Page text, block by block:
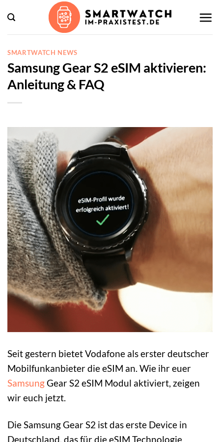
Inhalt
springen
SMARTWATCH NEWS
Samsung Gear S2 eSIM aktivieren:
Anleitung & FAQ
Seit gestern bietet Vodafone als erster deutscher
Mobilfunkanbieter die eSIM an. Wie ihr euer
SamsungGear S2 eSIM Modul aktiviert, zeigen
wir euch jetzt.
Die Samsung Gear S2 ist das erste Device in
Deutschland, das für die eSIM Technologie